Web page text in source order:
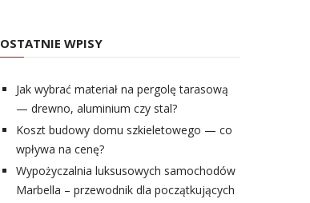
OSTATNIE WPISY
Jak wybrać materiał na pergolę tarasową
— drewno, aluminium czy stal?
Koszt budowy domu szkieletowego — co
wpływa na cenę?
Wypożyczalnia luksusowych samochodów
Marbella – przewodnik dla początkujących